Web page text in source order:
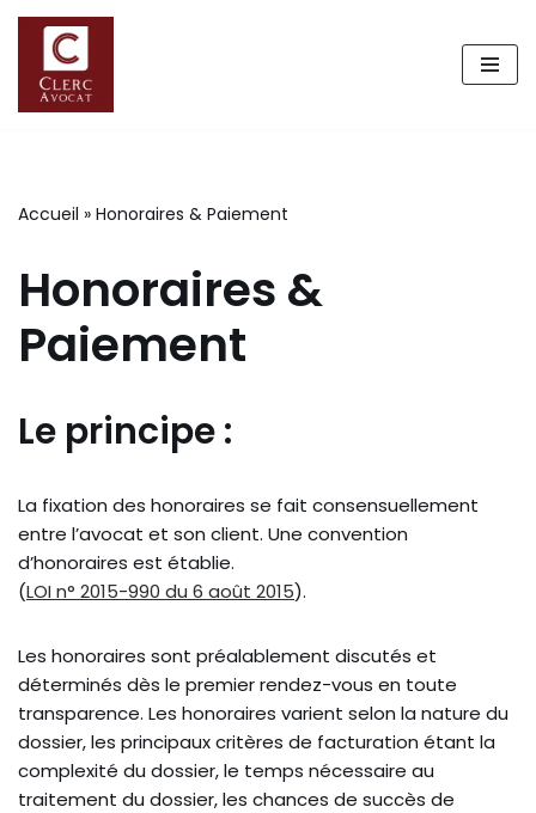
Aller
au
Accueil » Honoraires & Paiement
Honoraires &
Paiement
Le principe :
La fixation des honoraires se fait consensuellement
entre l’avocat et son client. Une convention
d’honoraires est établie.
(LOI n° 2015-990 du 6 août 2015).
Les honoraires sont préalablement discutés et
déterminés dès le premier rendez-vous en toute
transparence. Les honoraires varient selon la nature du
dossier, les principaux critères de facturation étant la
complexité du dossier, le temps nécessaire au
traitement du dossier, les chances de succès de